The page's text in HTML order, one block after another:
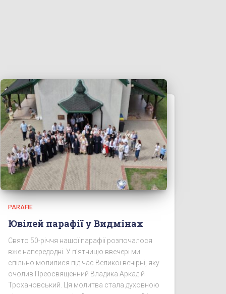
PARAFIE
Ювілей парафії у Видмінах
Свято 50-річчя нашої парафії розпочалося
вже напередодні. У п’ятницю ввечері ми
спільно молилися під час Великої вечірні, яку
очолив Преосвященний Владика Аркадій
Трохановський. Ця молитва стала духовною